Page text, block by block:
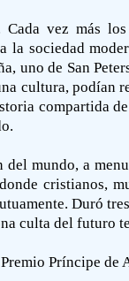
Cada vez más
la sociedad
uno de San
cultura, podían
compartida
mundo, a
cristianos,
Duró
culta del futuro
Príncipe de